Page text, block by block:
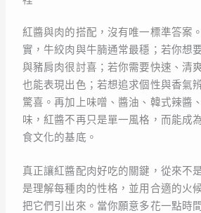
紅醬與肉的搭配，沒有唯一標準答案
實，牛絞肉與牛腩通常最穩；若你想
與豬肩肉很討喜；若你需要快速、清
也能表現出色；若想追求個性與香氣
驚喜。再加上味噌、醬油、韓式辣醬
味，紅醬不再只是單一風格，而能成
食文化的基底。
真正讓紅醬配肉好吃的關鍵，從來不
是理解每種肉的性格，並用合適的火
把它們引出來。當你願意多花一點時